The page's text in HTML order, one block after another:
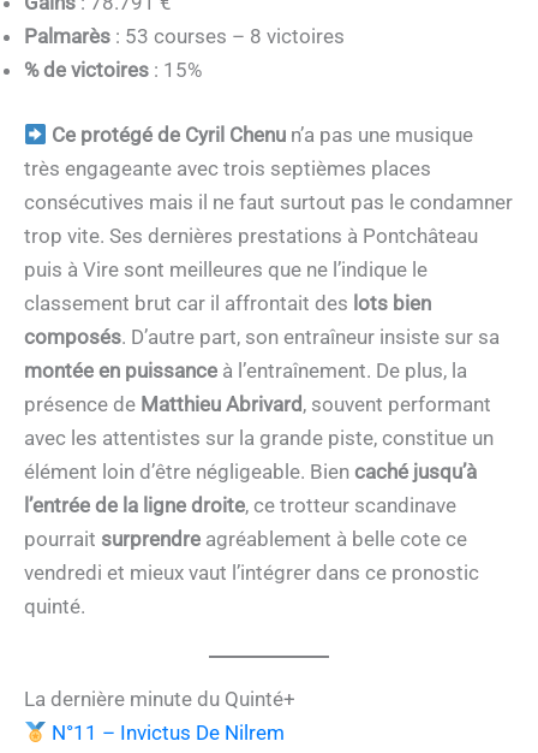
Palmarès : 53 courses – 8 victoires
% de victoires : 15%
Ce protégé de Cyril Chenu n’a pas une musique
très engageante avec trois septièmes places
consécutives mais il ne faut surtout pas le condamner
trop vite. Ses dernières prestations à Pontchâteau
puis à Vire sont meilleures que ne l’indique le
classement brut car il affrontait des lots bien
composés. D’autre part, son entraîneur insiste sur sa
montée en puissance à l’entraînement. De plus, la
présence de Matthieu Abrivard, souvent performant
avec les attentistes sur la grande piste, constitue un
élément loin d’être négligeable. Bien caché jusqu’à
l’entrée de la ligne droite, ce trotteur scandinave
pourrait surprendre agréablement à belle cote ce
vendredi et mieux vaut l’intégrer dans ce pronostic
quinté.
La dernière minute du Quinté+
N°11 – Invictus De Nilrem